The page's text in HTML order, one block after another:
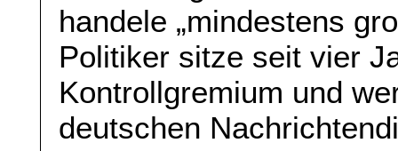
handele „mindestens
Politiker sitze seit vier
Kontrollgremium und
deutschen